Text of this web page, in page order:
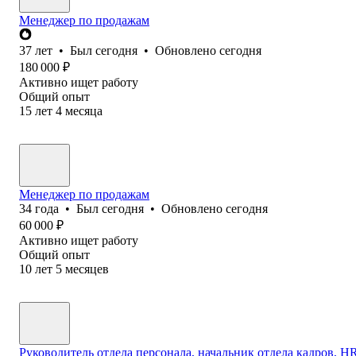
Менеджер по продажам
37 лет • Был сегодня • Обновлено сегодня
180 000 ₽
Активно ищет работу
Общий опыт
15 лет 4 месяца
Менеджер по продажам
34 года • Был сегодня • Обновлено сегодня
60 000 ₽
Активно ищет работу
Общий опыт
10 лет 5 месяцев
Руководитель отдела персонала, начальник отдела кадров,